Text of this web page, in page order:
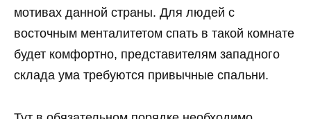
мотивах данной страны. Для людей с
восточным менталитетом спать в такой комнате
будет комфортно, представителям западного
склада ума требуются привычные спальни.